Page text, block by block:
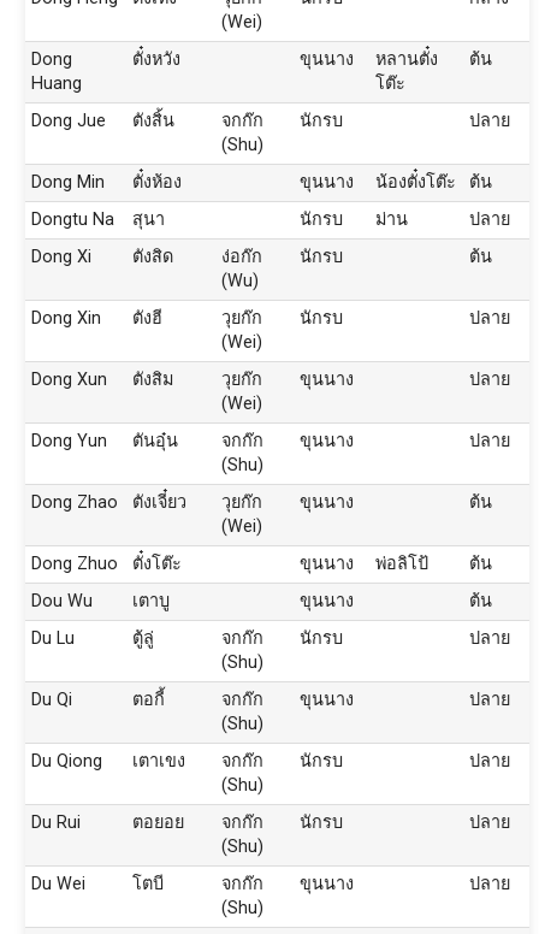
(Wei)
Dong
Huang
ตั๋งหวัง ขุนนาง
หลานตั๋ง
โต๊ะ
ต้น
Dong Jue ตังสิ้น
จกก๊ก
(Shu)
นักรบ ปลาย
Dong Min ตั๋งห้อง ขุนนาง น้องตั๋งโต๊ะ
ต้น
Dongtu Na
สุนา นักรบ ม่าน
ปลาย
Dong Xi
ตังสิด
ง่อก๊ก
(Wu)
นักรบ ต้น
Dong Xin ตังฮี
วุยก๊ก
(Wei)
นักรบ ปลาย
Dong Xun ตังสิม
วุยก๊ก
(Wei)
ขุนนาง ปลาย
Dong Yun ตันอุ๋น
จกก๊ก
(Shu)
ขุนนาง ปลาย
Dong Zhao ตังเจี๋ยว
วุยก๊ก
(Wei)
ขุนนาง ต้น
Dong Zhuo ตั๋งโต๊ะ ขุนนาง พ่อลิโป้
ต้น
Dou Wu
เตาบู ขุนนาง
ต้น
Du Lu
ตู้ลู่
จกก๊ก
(Shu)
นักรบ ปลาย
Du Qi ตอกี้
จกก๊ก
(Shu)
ขุนนาง ปลาย
Du Qiong เตาเขง
จกก๊ก
(Shu)
นักรบ ปลาย
Du Rui ตอยอย
จกก๊ก
(Shu)
นักรบ ปลาย
Du Wei โตบี
จกก๊ก
(Shu)
ขุนนาง ปลาย